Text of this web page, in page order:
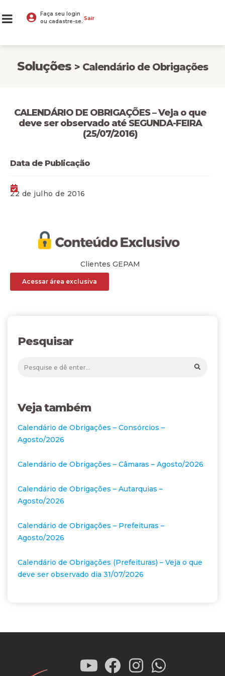
Faça seu login
ou cadastre-se. Sair
Soluções > Calendário de Obrigações
CALENDÁRIO DE OBRIGAÇÕES – Veja o que
deve ser observado até SEGUNDA-FEIRA
(25/07/2016)
Data de Publicação
22 de julho de 2016
Clientes GEPAM
Acessar área exclusiva
Pesquisar
Veja também
Calendário de Obrigações – Consórcios –
Agosto/2026
Calendário de Obrigações – Câmaras – Agosto/2026
Calendário de Obrigações – Autarquias –
Agosto/2026
Calendário de Obrigações – Prefeituras –
Agosto/2026
Calendário de Obrigações (Prefeituras) – Veja o que
deve ser observado dia 31/07/2026